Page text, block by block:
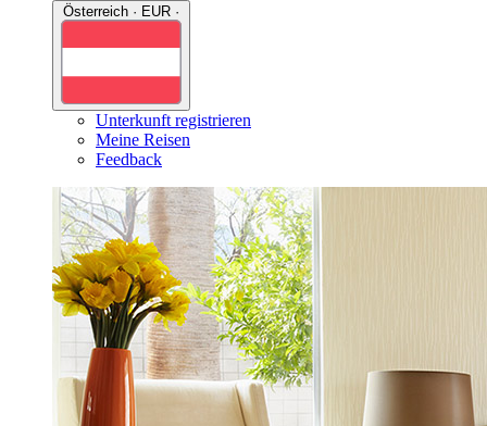
Unterkunft registrieren
Meine Reisen
Feedback